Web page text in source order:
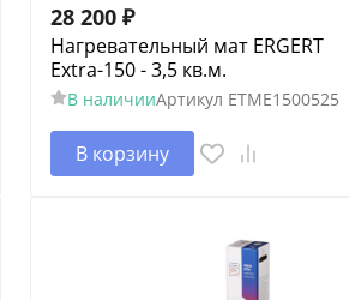
28 200 ₽
Нагревательный мат ERGERT
Extra-150 - 3,5 кв.м.
В наличииАртикул ETME1500525
В корзину